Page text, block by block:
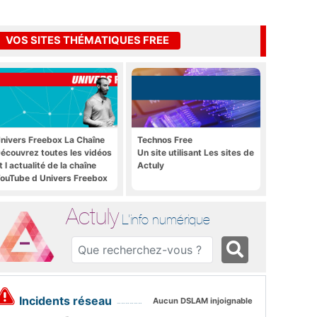
VOS SITES THÉMATIQUES FREE
Freebox La Chaîne
toutes les vidéos
l actualité de la chaîne
d Univers Freebox
Technos Free
Un site utilisant Les sites de
Actuly
Actuly L'info numérique
Incidents réseau Aucun DSLAM injoignable